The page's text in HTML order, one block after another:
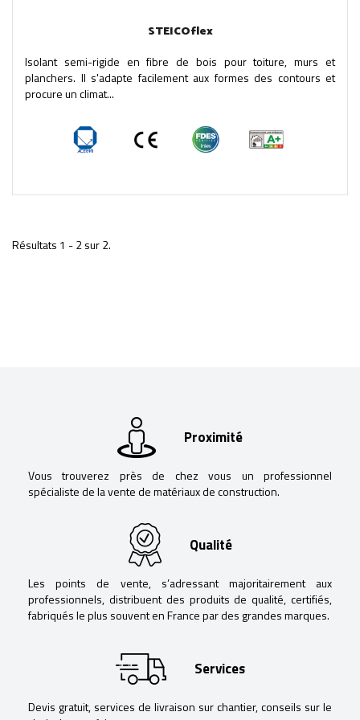
STEICOflex
Isolant semi-rigide en fibre de bois pour toiture, murs et
planchers. Il s'adapte facilement aux formes des contours et
procure un climat...
Résultats 1 - 2 sur 2.
Proximité
Vous trouverez près de chez vous un professionnel
spécialiste de la vente de matériaux de construction.
Qualité
Les points de vente, s’adressant majoritairement aux
professionnels, distribuent des produits de qualité, certifiés,
fabriqués le plus souvent en France par des grandes marques.
Services
Devis gratuit, services de livraison sur chantier, conseils sur le